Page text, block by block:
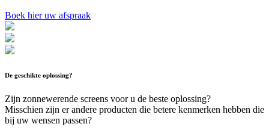
Boek hier uw afspraak
De geschikte oplossing?
Zijn zonnewerende screens voor u de beste oplossing?
Misschien zijn er andere producten die betere kenmerken hebben die
bij uw wensen passen?